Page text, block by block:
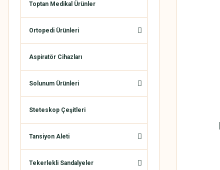
Toptan Medikal Ürünler
Ortopedi Ürünleri
Aspiratör Cihazları
Solunum Ürünleri
Steteskop Çeşitleri
Tansiyon Aleti
Tekerlekli Sandalyeler